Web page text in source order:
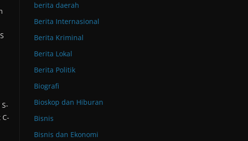
berita daerah
Berita Internasional
Berita Kriminal
Berita Lokal
Berita Politik
Biografi
Bioskop dan Hiburan
Bisnis
Bisnis dan Ekonomi